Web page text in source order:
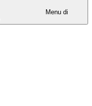
Menu di